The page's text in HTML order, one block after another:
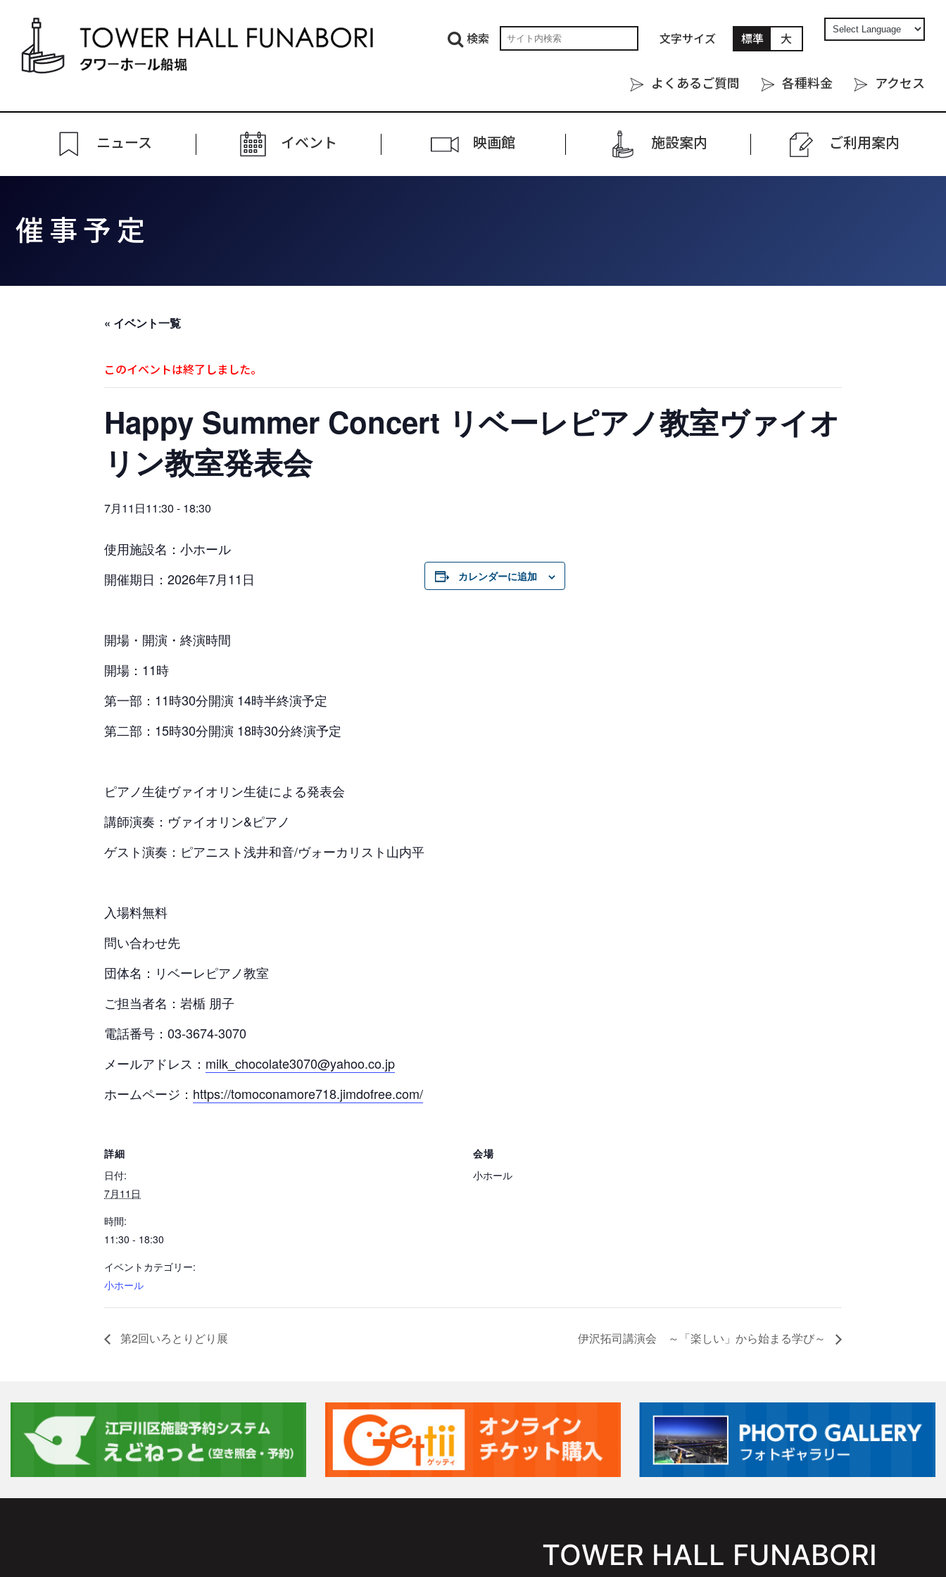
検索 文字サイズ 標準 大
よくあるご質問 各種料金 アクセス
ニュース イベント 映画館 施設案内 ご利⽤案内
催事予定
« イベント一覧
このイベントは終了しました。
Happy Summer Concert リベーレピアノ教室ヴァイオ
リン教室発表会
7月11日11:30 - 18:30
使用施設名：小ホール
開催期日：2026年7月11日
開場・開演・終演時間
開場：11時
第一部：11時30分開演 14時半終演予定
第二部：15時30分開演 18時30分終演予定
ピアノ生徒ヴァイオリン生徒による発表会
講師演奏：ヴァイオリン&ピアノ
ゲスト演奏：ピアニスト浅井和音/ヴォーカリスト山内平
入場料無料
問い合わせ先
団体名：リベーレピアノ教室
ご担当者名：岩楯 朋子
電話番号：03-3674-3070
メールアドレス： milk_chocolate3070@yahoo.co.jp
ホームページ： https://tomoconamore718.jimdofree.com/
カレンダーに追加
詳細
日付:
7月11日
時間:
11:30 - 18:30
イベントカテゴリー:
小ホール
会場
小ホール
第2回いろとりどり展 伊沢拓司講演会 ～「楽しい」から始まる学び～
TOWER HALL FUNABORI